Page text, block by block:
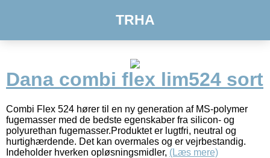
TRHA
Dana combi flex lim524 sort
Combi Flex 524 hører til en ny generation af MS-polymer
fugemasser med de bedste egenskaber fra silicon- og
polyurethan fugemasser.Produktet er lugtfri, neutral og
hurtighærdende. Det kan overmales og er vejrbestandig.
Indeholder hverken opløsningsmidler, (Læs mere)